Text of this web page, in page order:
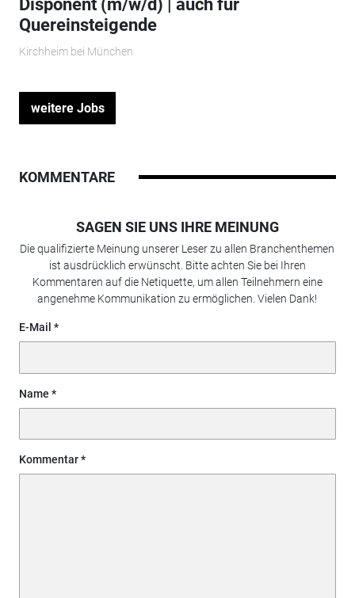
Disponent (m/w/d) | auch für
Quereinsteigende
Kirchheim bei München
weitere Jobs
KOMMENTARE
SAGEN SIE UNS IHRE MEINUNG
Die qualifizierte Meinung unserer Leser zu allen Branchenthemen
ist ausdrücklich erwünscht. Bitte achten Sie bei Ihren
Kommentaren auf die Netiquette, um allen Teilnehmern eine
angenehme Kommunikation zu ermöglichen. Vielen Dank!
E-Mail
Name
Kommentar